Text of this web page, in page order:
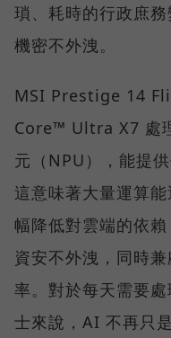
瑣、耗時的行政庶
機密不外洩。
MSI Prestige 14
Core™ Ultra X7 處
元（NPU），能提
這意味著大量運算
幅降低對雲端的依
資安不外洩，同時
率。對於每天需要
士來說，AI 不再只